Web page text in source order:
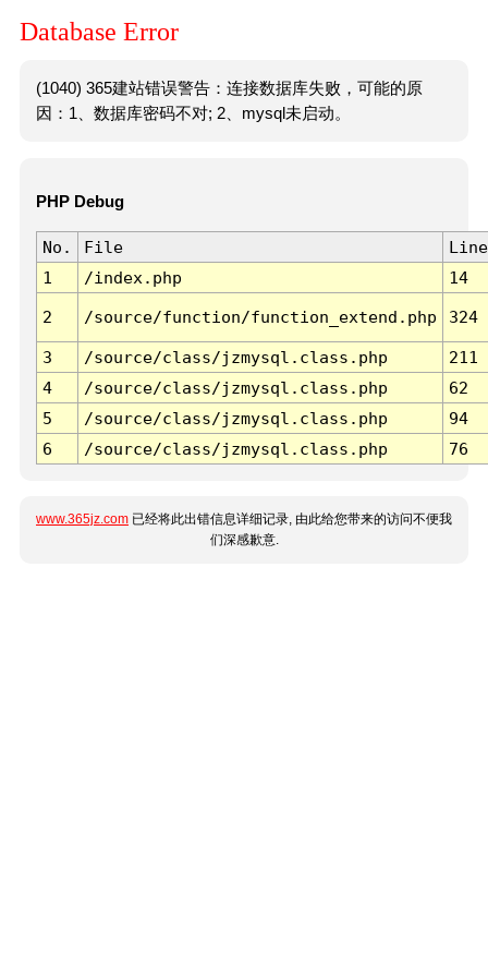
Database Error
(1040) 365建站错误警告：连接数据库失败，可能的原
因：1、数据库密码不对; 2、mysql未启动。
PHP Debug
No. File
Line
1
/index.php 14
2 /source/function/function_extend.php 324
3 /source/class/jzmysql.class.php
211
4
/source/class/jzmysql.class.php
62
5
/source/class/jzmysql.class.php
94
6
/source/class/jzmysql.class.php 76
www.365jz.com 已经将此出错信息详细记录, 由此给您带来的访问不便我
们深感歉意.